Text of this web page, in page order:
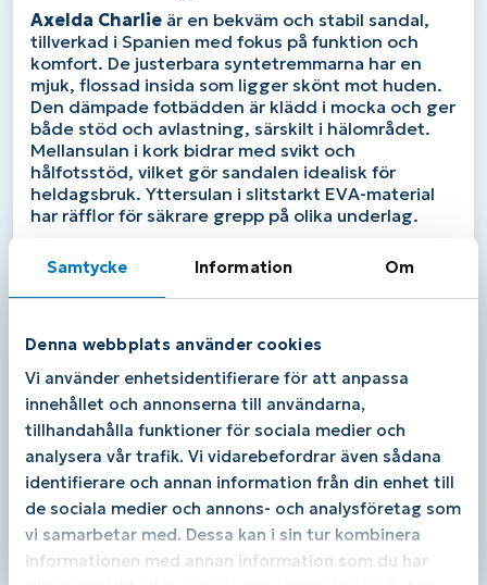
Samtycke Information Om
Denna webbplats använder cookies
Vi använder enhetsidentifierare för att anpassa
innehållet och annonserna till användarna,
tillhandahålla funktioner för sociala medier och
analysera vår trafik. Vi vidarebefordrar även sådana
identifierare och annan information från din enhet till
de sociala medier och annons- och analysföretag som
vi samarbetar med. Dessa kan i sin tur kombinera
informationen med annan information som du har
Axelda Charlie är en bekväm och stabil sandal,
tillverkad i Spanien med fokus på funktion och
komfort. De justerbara syntetremmarna har en
mjuk, flossad insida som ligger skönt mot huden.
Den dämpade fotbädden är klädd i mocka och ger
både stöd och avlastning, särskilt i hälområdet.
Mellansulan i kork bidrar med svikt och
hålfotsstöd, vilket gör sandalen idealisk för
heldagsbruk. Yttersulan i slitstarkt EVA-material
har räfflor för säkrare grepp på olika underlag.
Extrastötdämpningihälochhålfot
justerbara
remmar
Halksäkerochslitstarkyttersula
Produktspecifikationer:
Yttermaterial: Syntet-ovandel
Yttersula: Eva-sula
Uttagbar innersula: Nej
Passform: Normal vidd
Storlekar: Unisex